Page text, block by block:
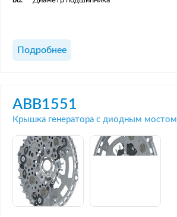
Подробнее
ABB1551
Крышка генератора с диодным мостом